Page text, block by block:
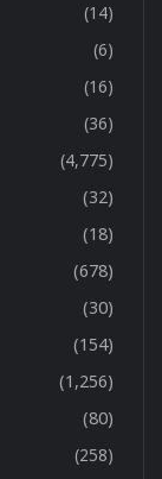
(14)
(6)
(16)
(36)
(4,775)
(32)
(18)
(678)
(30)
(154)
(1,256)
(80)
(258)